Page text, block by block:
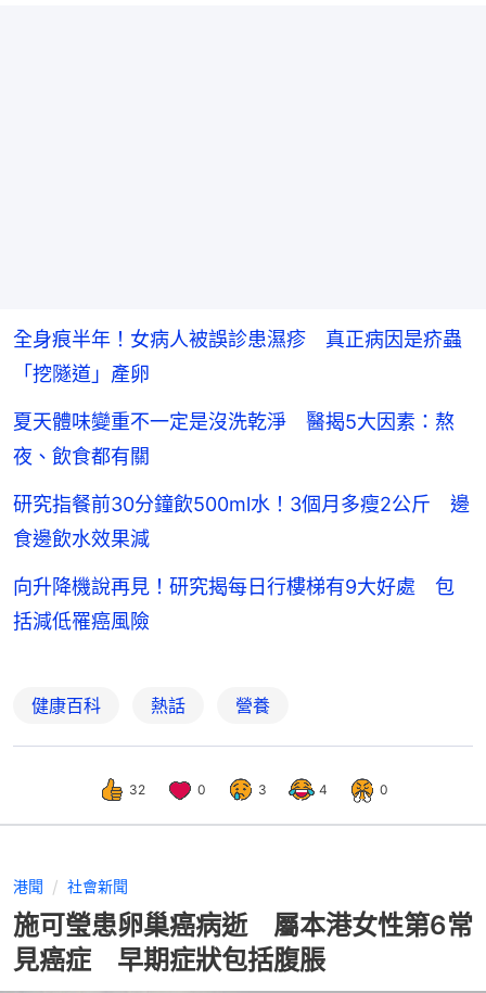
全身痕半年！女病人被誤診患濕疹 真正病因是疥蟲
「挖隧道」產卵
夏天體味變重不一定是沒洗乾淨 醫揭5大因素：熬
夜、飲食都有關
研究指餐前30分鐘飲500ml水！3個月多瘦2公斤 邊
食邊飲水效果減
向升降機說再見！研究揭每日行樓梯有9大好處 包
括減低罹癌風險
健康百科 熱話 營養
32 0 3 4 0
港聞 社會新聞
施可瑩患卵巢癌病逝 屬本港女性第6常
見癌症 早期症狀包括腹脹